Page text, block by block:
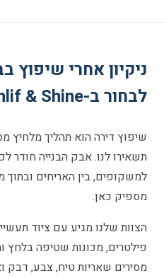
ניקיון אחרי שיפוץ
לבחור ב-Shlif & Shine?
שיפוץ דירה הוא תהליך מלחיץ
תשאירו לנו. אבק הבנייה חודר
למשקופים, בין האריחים ובתוך
מספיק כאן.
הצוות שלנו מגיע עם ציוד
פילטרים, מכונות שטיפה בלחץ
מסירים שאריות טיח, צבע,